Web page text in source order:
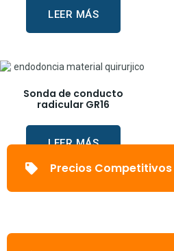
LEER MÁS
Sonda de conducto
radicular GR16
LEER MÁS
Precios Competitivos